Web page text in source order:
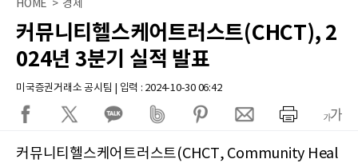
HOME > 경제
커뮤니티헬스케어트러스트(CHCT), 2
024년 3분기 실적 발표
미국증권거래소 공시팀 | 입력 : 2024-10-30 06:42
커뮤니티헬스케어트러스트(CHCT, Community Heal